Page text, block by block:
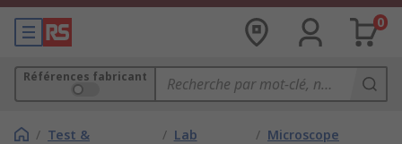
0
Références fabricant
/ Test &
/ Lab
/ Microscope